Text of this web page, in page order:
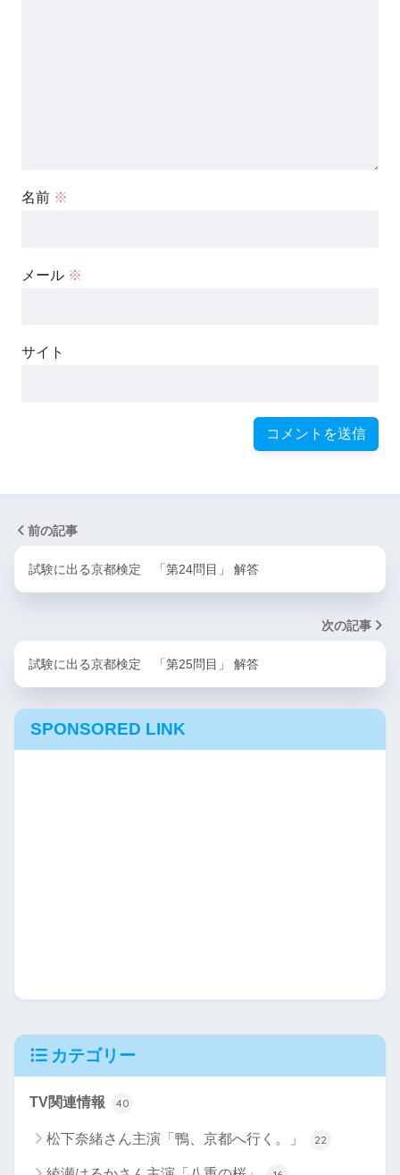
名前 ※
メール ※
サイト
前の記事
試験に出る京都検定 「第24問目」 解答
次の記事
試験に出る京都検定 「第25問目」 解答
SPONSORED LINK
カテゴリー
TV関連情報 40
松下奈緒さん主演「鴨、京都へ行く。」 22